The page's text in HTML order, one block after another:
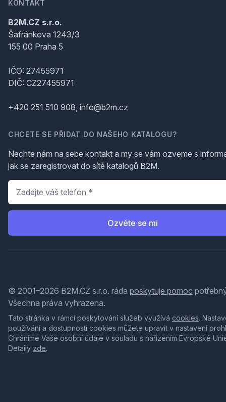
KONTAKT
B2M.CZ s.r.o.
Šafránkova 1243/3
155 00 Praha 5
IČO: 27455971
DIČ: CZ27455971
+420 251 510 908, info@b2m.cz
CHCETE SE PŘIDAT DO NAŠEHO KATALOGU?
Nechte nám na sebe kontakt a my se vám ozveme s
jak se zaregistrovat do sítě katalogů B2M.
Telefon
Ozvěte se mi
© 2001–2026 B2M.CZ s.r.o. ráda poskytuje pomoc
Všechna práva vyhrazena.
Tato stránka v rámci poskytování služeb využívá cookies.
používání a dostupnosti cookies můžete upravit v nastavení
Chráníme Vaše osobní údaje v souladu s nařízením Evropské
Detaily zde.